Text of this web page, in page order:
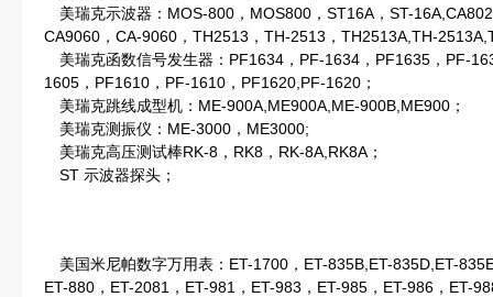
美瑞克示波器：MOS-800，MOS800，ST16A，ST-
CA9060，CA-9060，TH2513，TH-2513，TH2513A,TH-
美瑞克函数信号发生器：PF1634，PF-1634，PF1635，PF-
1605，PF1610，PF-1610，PF1620,PF-1620；
美瑞克跳线成型机：ME-900A,ME900A,ME-900B,ME900；
美瑞克测振仪：ME-3000，ME3000;
美瑞克高压测试棒RK-8，RK8，RK-8A,RK8A；
ST 示波器探头；
美国米尼帕数字万用表：ET-1700，ET-835B,ET-835D,ET-
ET-880，ET-2081，ET-981，ET-983，ET-985，ET-986，ET-